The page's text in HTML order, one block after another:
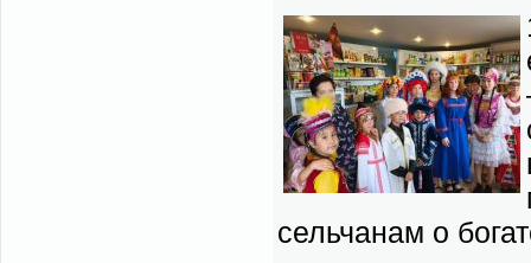
сель­ча­нам о